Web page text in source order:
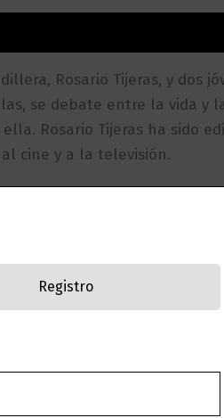
Rosario Tijeras, y dos
se debate entre la vida y
Rosario Tijeras ha sido
cine y a la televisión.
Registro